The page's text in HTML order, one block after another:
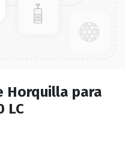
Horquilla para
LC